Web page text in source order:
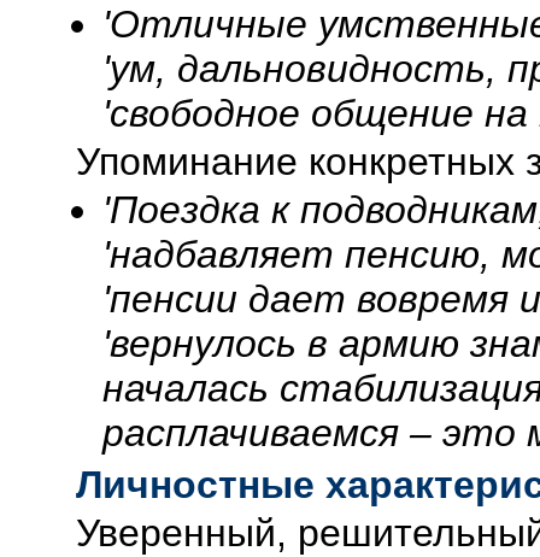
'Отличные
'ум, дальновидность,
'свободное общение
Упоминание конкретных
'Поездка к
'надбавляет пенсию,
'пенсии дает вовремя
'вернулось в армию
началась
расплачиваемся – это
Личностные
Уверенный,